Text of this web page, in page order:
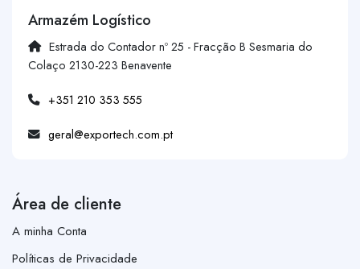
Armazém Logístico
Estrada do Contador nº 25 - Fracção B Sesmaria do
Colaço 2130-223 Benavente
+351 210 353 555
geral@exportech.com.pt
Área de cliente
A minha Conta
Políticas de Privacidade